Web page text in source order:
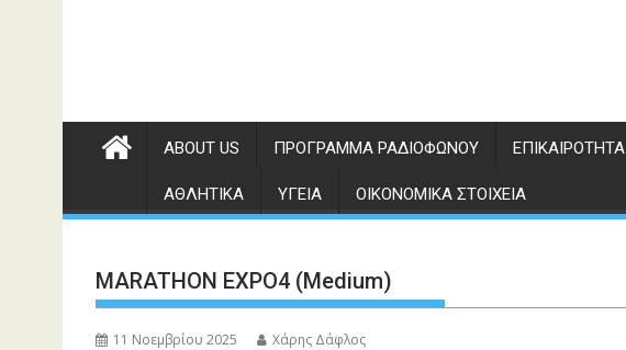
ABOUT US ΠΡΌΓΡΑΜΜΑ ΡΑΔΙΟΦΏΝΟΥ ΕΠΙΚΑΙΡΌΤΗΤΑ
ΑΘΛΗΤΙΚΆ ΥΓΕΊΑ ΟΙΚΟΝΟΜΙΚΆ ΣΤΟΙΧΕΊΑ
MARATHON EXPO4 (Medium)
11 Νοεμβρίου 2025 Χάρης Δάφλος